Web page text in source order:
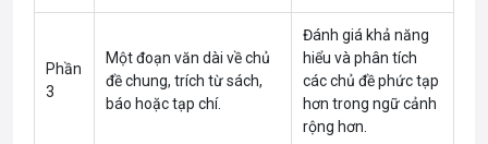
Phần
3
Một đoạn văn dài về chủ
đề chung, trích từ sách,
báo hoặc tạp chí.
Đánh giá khả năng
hiểu và phân tích
các chủ đề phức tạp
hơn trong ngữ cảnh
rộng hơn.